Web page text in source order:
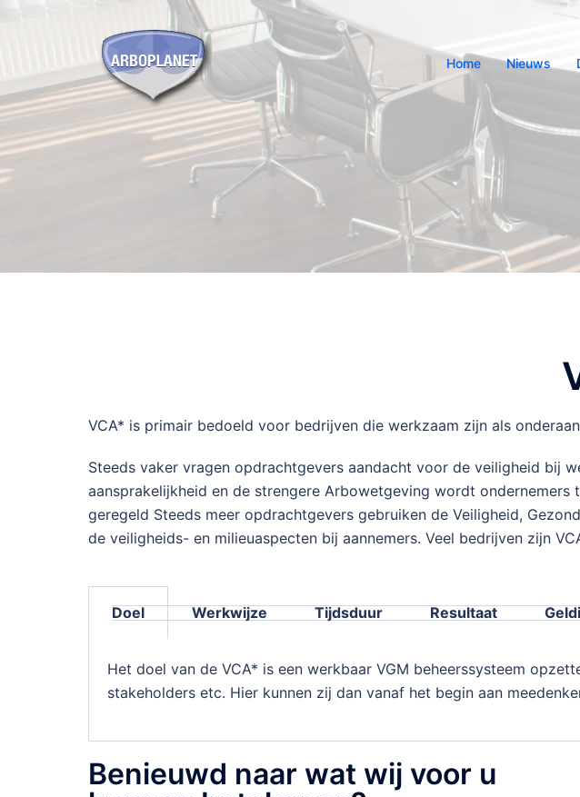
Home Nieuws
VCA* is primair bedoeld voor bedrijven die werkzaam zijn als
Steeds vaker vragen opdrachtgevers aandacht voor de veiligheid bij
aansprakelijkheid en de strengere Arbowetgeving wordt
geregeld Steeds meer opdrachtgevers gebruiken de Veiligheid,
de veiligheids- en milieuaspecten bij aannemers. Veel bedrijven zijn
Doel Werkwijze Tijdsduur Resultaat
Het doel van de VCA* is een werkbaar VGM beheerssysteem
stakeholders etc. Hier kunnen zij dan vanaf het begin aan
Benieuwd naar wat wij voor u